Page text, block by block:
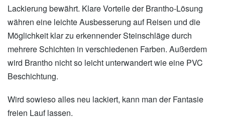
Lackierung bewährt. Klare Vorteile der Brantho-Lösung
währen eine leichte Ausbesserung auf Reisen und die
Möglichkeit klar zu erkennender Steinschläge durch
mehrere Schichten in verschiedenen Farben. Außerdem
wird Brantho nicht so leicht unterwandert wie eine PVC
Beschichtung.
Wird sowieso alles neu lackiert, kann man der Fantasie
freien Lauf lassen.